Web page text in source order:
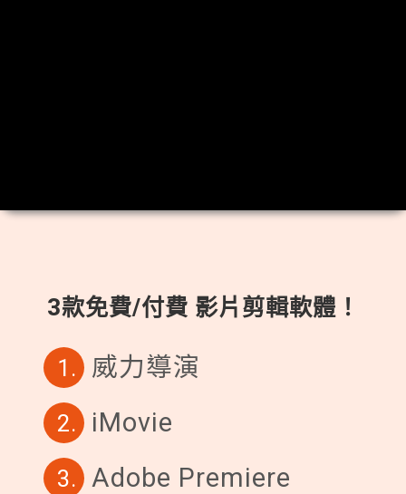
3款免費/付費 影片剪輯軟體！
1. 威力導演
2. iMovie
3. Adobe Premiere